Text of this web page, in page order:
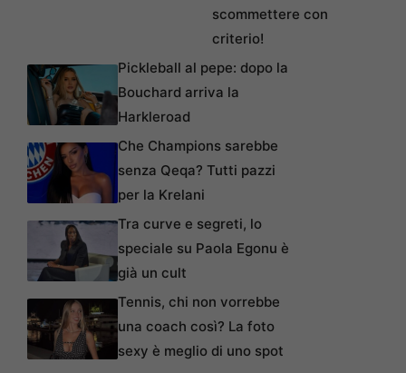
scommettere con
criterio!
Pickleball al pepe: dopo la
Bouchard arriva la
Harkleroad
Che Champions sarebbe
senza Qeqa? Tutti pazzi
per la Krelani
Tra curve e segreti, lo
speciale su Paola Egonu è
già un cult
Tennis, chi non vorrebbe
una coach così? La foto
sexy è meglio di uno spot